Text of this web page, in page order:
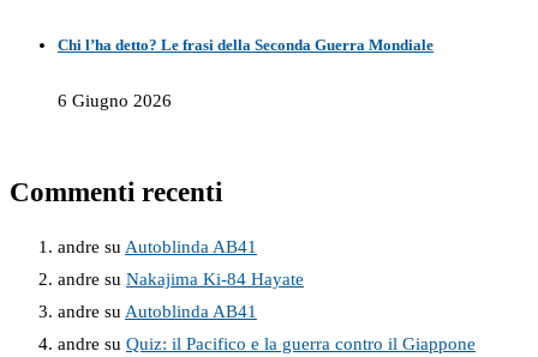
Chi l’ha detto? Le frasi della Seconda Guerra Mondiale
6 Giugno 2026
Commenti recenti
andre su Autoblinda AB41
andre su Nakajima Ki-84 Hayate
andre su Autoblinda AB41
andre su Quiz: il Pacifico e la guerra contro il Giappone